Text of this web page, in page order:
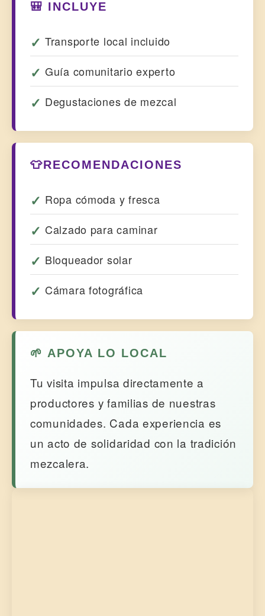
🎒 INCLUYE
Transporte local incluido
Guía comunitario experto
Degustaciones de mezcal
👕RECOMENDACIONES
Ropa cómoda y fresca
Calzado para caminar
Bloqueador solar
Cámara fotográfica
🌱 APOYA LO LOCAL
Tu visita impulsa directamente a
productores y familias de nuestras
comunidades. Cada experiencia es
un acto de solidaridad con la tradición
mezcalera.